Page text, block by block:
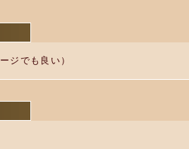
ジでも良い）